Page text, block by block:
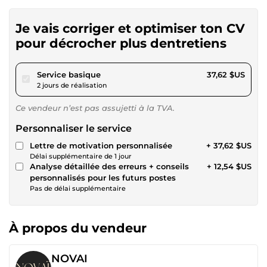
Je vais corriger et optimiser ton CV
pour décrocher plus dentretiens
Service basiquepour 34,67 $US
2 jours de réalisation
37,62 $US
Ce vendeur n’est pas assujetti à la TVA.
Personnaliser le service
Lettre de motivation personnalisée
Délai supplémentaire de 1 jour
+ 37,62 $US
Analyse détaillée des erreurs + conseils
personnalisés pour les futurs postes
Pas de délai supplémentaire
+ 12,54 $US
À propos du vendeur
NOVAI